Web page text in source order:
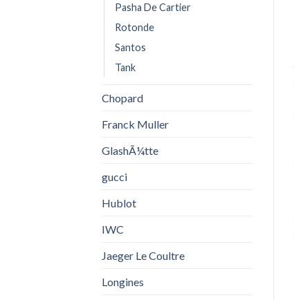
Pasha De Cartier
Rotonde
Santos
Tank
Chopard
Franck Muller
GlashÃ¼tte
gucci
Hublot
IWC
Jaeger Le Coultre
Longines